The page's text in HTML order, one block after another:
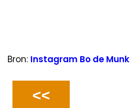
Bron: Instagram Bo de Munk
<<